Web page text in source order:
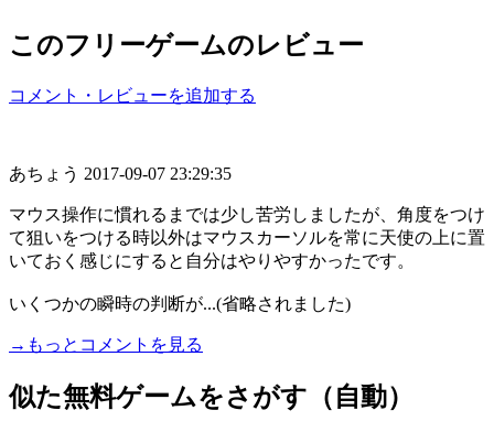
このフリーゲームのレビュー
コメント・レビューを追加する
あちょう 2017-09-07 23:29:35
マウス操作に慣れるまでは少し苦労しましたが、角度をつけ
て狙いをつける時以外はマウスカーソルを常に天使の上に置
いておく感じにすると自分はやりやすかったです。
いくつかの瞬時の判断が...(省略されました)
→もっとコメントを見る
似た無料ゲームをさがす（自動）